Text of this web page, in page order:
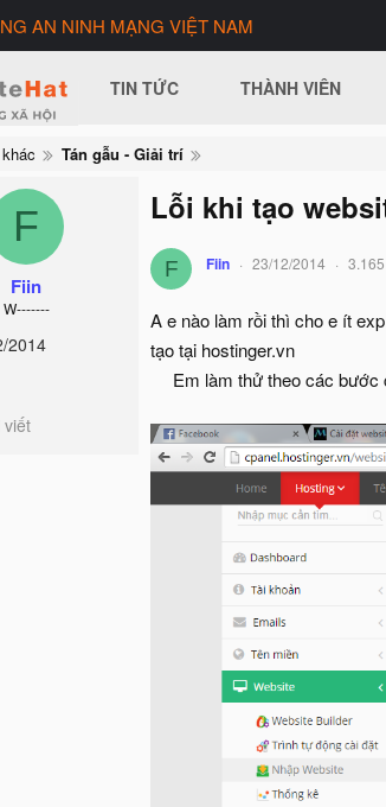
AN NINH MẠNG VIỆT NAM
TIN TỨC THÀNH VIÊN
Tán gẫu - Giải trí
F
Fiin
W-------
2014
viết
Lỗi khi tạo
F Fiin 23/12/2014
A e nào làm rồi thì cho e ít
tạo tại hostinger.vn
Em làm thử theo các bước